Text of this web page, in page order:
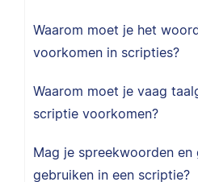
Waarom moet je het
voorkomen in scripties?
Waarom moet je vaag
scriptie voorkomen?
Mag je spreekwoorden en
gebruiken in een scriptie?